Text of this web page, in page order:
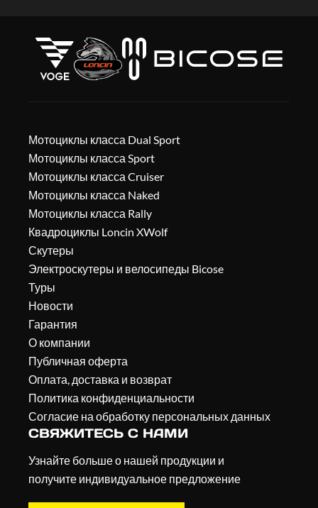
Мотоциклы класса Dual Sport
Мотоциклы класса Sport
Мотоциклы класса Cruiser
Мотоциклы класса Naked
Мотоциклы класса Rally
Квадроциклы Loncin XWolf
Скутеры
Электроскутеры и велосипеды Bicose
Туры
Новости
Гарантия
О компании
Публичная оферта
Оплата, доставка и возврат
Политика конфиденциальности
Согласие на обработку персональных данных
СВЯЖИТЕСЬ С НАМИ
Узнайте больше о нашей продукции и
получите индивидуальное предложение